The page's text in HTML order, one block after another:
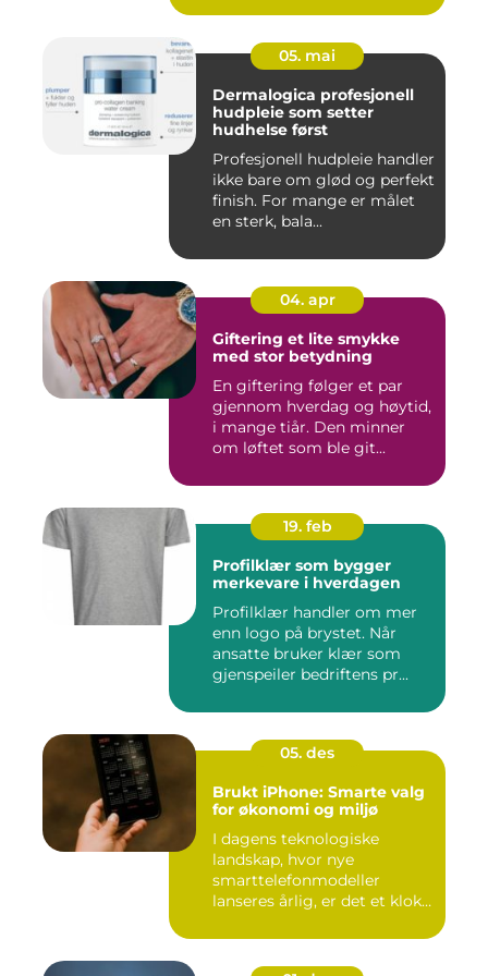
05. mai
Dermalogica profesjonell
hudpleie som setter
hudhelse først
Profesjonell hudpleie handler
ikke bare om glød og perfekt
finish. For mange er målet
en sterk, bala...
04. apr
Giftering et lite smykke
med stor betydning
En giftering følger et par
gjennom hverdag og høytid,
i mange tiår. Den minner
om løftet som ble git...
19. feb
Profilklær som bygger
merkevare i hverdagen
Profilklær handler om mer
enn logo på brystet. Når
ansatte bruker klær som
gjenspeiler bedriftens pr...
05. des
Brukt iPhone: Smarte valg
for økonomi og miljø
I dagens teknologiske
landskap, hvor nye
smarttelefonmodeller
lanseres årlig, er det et klokt